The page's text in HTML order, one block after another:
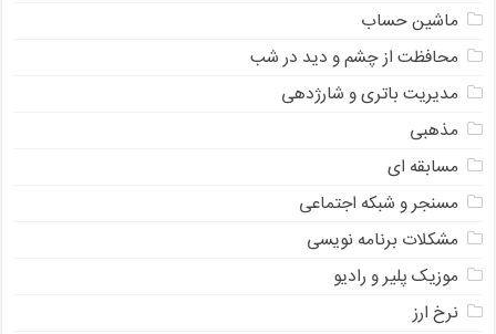
ماشین حساب
محافظت از چشم و دید در شب
مدیریت باتری و شارژدهی
مذهبی
مسابقه ای
مسنجر و شبکه اجتماعی
مشکلات برنامه نویسی
موزیک پلیر و رادیو
نرخ ارز